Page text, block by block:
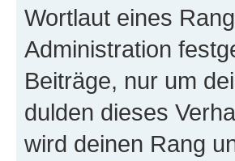
Wortlaut eines
Administration
Beiträge, nur um
dulden dieses
wird deinen Rang